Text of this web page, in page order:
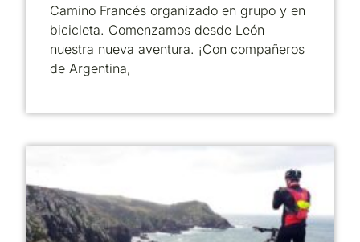
Camino Francés organizado en grupo y en
bicicleta. Comenzamos desde León
nuestra nueva aventura. ¡Con compañeros
de Argentina,